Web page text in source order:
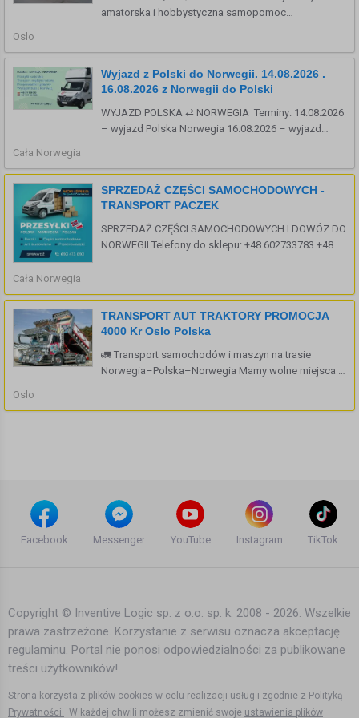
amatorska i hobbystyczna samopomoc
rezerwacji. A kalendarz u mnie jest krotki : "dzisiaj,
jutro i pojutrze". Mam nie duzy samochod
dostawczy/mala ...
Oslo
Wyjazd z Polski do Norwegii. 14.08.2026 .
16.08.2026 z Norwegii do Polski
WYJAZD POLSKA ⇄ NORWEGIA Terminy: 14.08.2026
– wyjazd Polska Norwegia 16.08.2026 – wyjazd
Przeprowadzki Materiały ...
Cała Norwegia
SPRZEDAŻ CZĘŚCI SAMOCHODOWYCH -
TRANSPORT PACZEK
SPRZEDAŻ CZĘŚCI SAMOCHODOWYCH I DOWÓZ DO
NORWEGII Telefony do sklepu: +48 602733783 +48
także usługi: - ...
Cała Norwegia
TRANSPORT AUT TRAKTORY PROMOCJA
4000 Kr Oslo Polska
🚛 Transport samochodów i maszyn na trasie
Norwegia–Polska–Norwegia Mamy wolne miejsca z
Oslo
Facebook Messenger YouTube Instagram TikTok
Copyright © Inventive Logic sp. z o.o. sp. k. 2008 - 2026. Wszelkie
prawa zastrzeżone. Korzystanie z serwisu oznacza akceptację
regulaminu. Portal nie ponosi odpowiedzialności za publikowane
treści użytkowników!
Strona korzysta z plików cookies w celu realizacji usług i zgodnie z Polityką
Prywatności. W każdej chwili możesz zmienić swoje ustawienia plików